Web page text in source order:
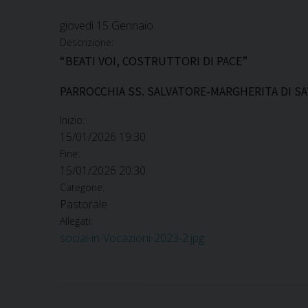
giovedì 15 Gennaio
Descrizione:
“BEATI VOI, COSTRUTTORI DI PACE”
PARROCCHIA SS. SALVATORE-MARGHERITA DI
Inizio:
15/01/2026 19:30
Fine:
15/01/2026 20:30
Categorie:
Pastorale
Allegati:
social-in-Vocazioni-2023-2.jpg